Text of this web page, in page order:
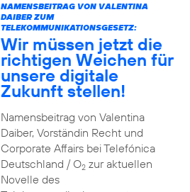
NAMENSBEITRAG VON VALENTINA
DAIBER ZUM
TELEKOMMUNIKATIONSGESETZ:
Wir müssen jetzt die
richtigen Weichen für
unsere digitale
Zukunft stellen!
Namensbeitrag von Valentina
Daiber, Vorständin Recht und
Corporate Affairs bei Telefónica
Deutschland / O2zur aktuellen
Novelle des